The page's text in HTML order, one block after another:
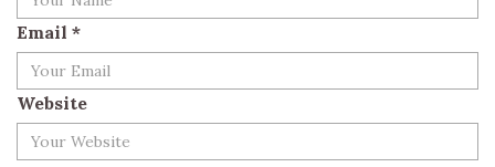
Email *
Website